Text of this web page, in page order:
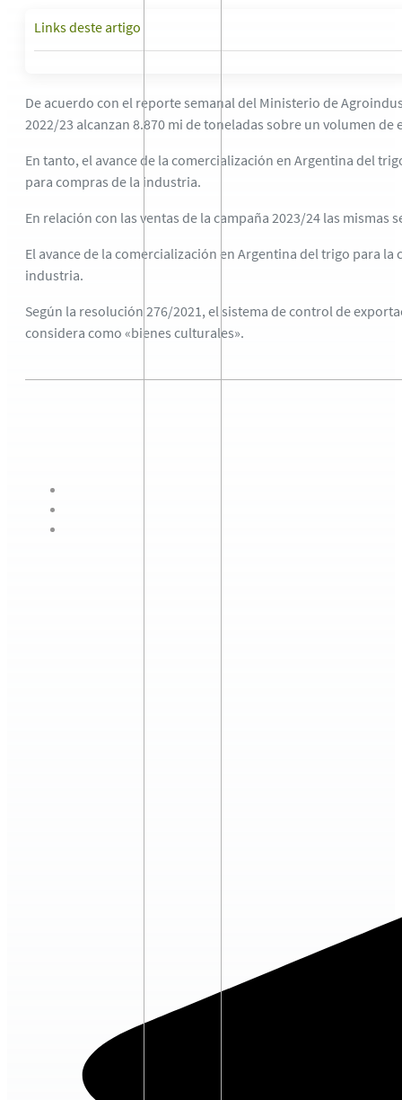
Links deste artigo
De acuerdo con el reporte semanal del Ministerio de
2022/23 alcanzan 8.870 mi de toneladas sobre un volumen
En tanto, el avance de la comercialización en Argentina del
para compras de la industria.
En relación con las ventas de la campaña 2023/24 las
El avance de la comercialización en Argentina del trigo para
industria.
Según la resolución 276/2021, el sistema de control de
considera como «bienes culturales».